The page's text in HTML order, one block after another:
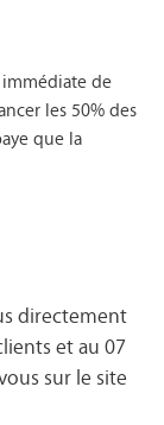
de
les 50% des
que la
directement
et au 07
sur le site